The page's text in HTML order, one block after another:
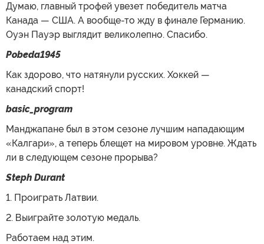
Думаю, главный трофей увезет победитель матча
Канада — США. А вообще-то жду в финале Германию.
Оуэн Пауэр выглядит великолепно. Спасибо.
Pobeda1945
Как здорово, что натянули русских. Хоккей —
канадский спорт!
basic_program
Манджапане был в этом сезоне лучшим нападающим
«Калгари», а теперь блещет на мировом уровне. Ждать
ли в следующем сезоне прорыва?
Steph Durant
1. Проиграть Латвии.
2. Выиграйте золотую медаль.
Работаем над этим.